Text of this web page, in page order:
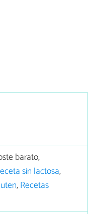
barato,
sin lactosa,
,Recetas